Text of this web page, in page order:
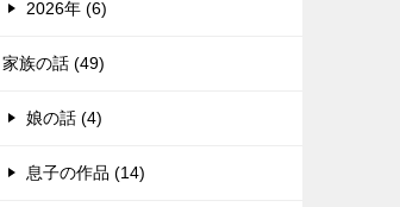
2026年 (6)
家族の話 (49)
娘の話 (4)
息子の作品 (14)